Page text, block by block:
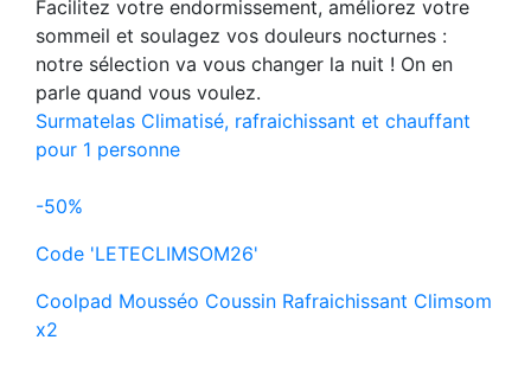
Facilitez votre endormissement, améliorez votre
sommeil et soulagez vos douleurs nocturnes :
notre sélection va vous changer la nuit ! On en
parle quand vous voulez.
Surmatelas Climatisé, rafraichissant et chauffant
pour 1 personne
-50%
Code 'LETECLIMSOM26'
Coolpad Mousséo Coussin Rafraichissant Climsom
x2